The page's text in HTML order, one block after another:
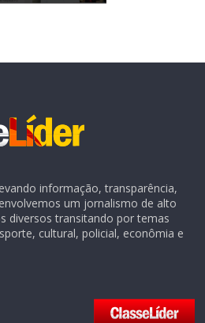
informação, transparência,
um jornalismo de alto
diversos transitando por temas
cultural, policial, econômia e